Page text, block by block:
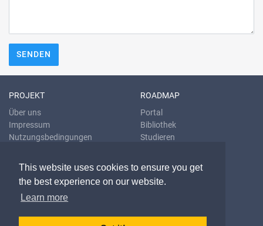
This website uses cookies to ensure you get
the best experience on our website.
Learn more
SENDEN
PROJEKT
Über uns
Impressum
Nutzungsbedingungen
ROADMAP
Portal
Bibliothek
Studieren
KONTAKT & HILFE
E-Mail